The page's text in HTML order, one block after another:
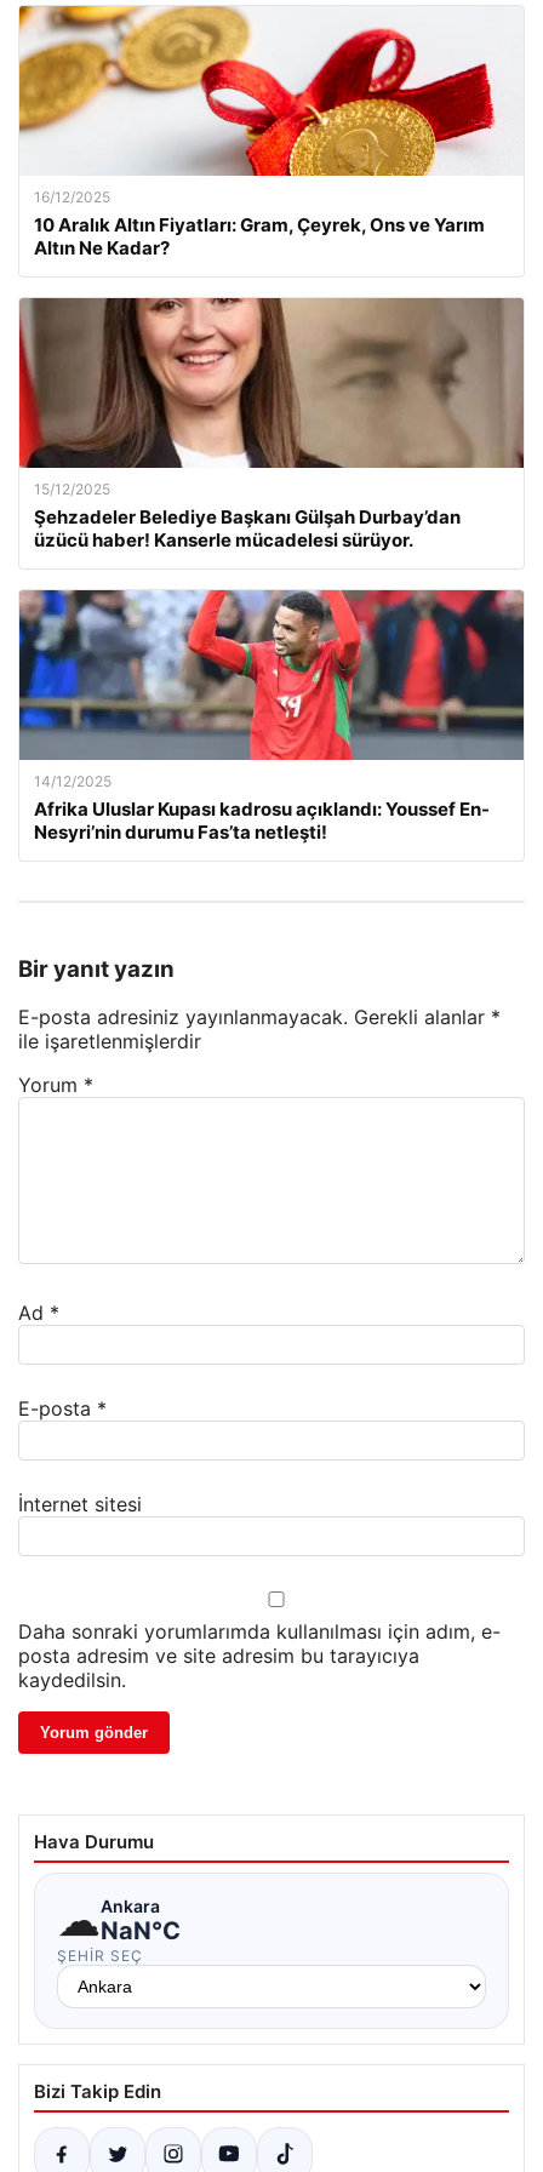
16/12/2025
10 Aralık Altın Fiyatları: Gram, Çeyrek, Ons ve Yarım
Altın Ne Kadar?
15/12/2025
Şehzadeler Belediye Başkanı Gülşah Durbay’dan
üzücü haber! Kanserle mücadelesi sürüyor.
14/12/2025
Afrika Uluslar Kupası kadrosu açıklandı: Youssef En-
Nesyri’nin durumu Fas’ta netleşti!
Bir yanıt yazın
E-posta adresiniz yayınlanmayacak. Gerekli alanlar *
ile işaretlenmişlerdir
Yorum *
Ad *
E-posta *
İnternet sitesi
Daha sonraki yorumlarımda kullanılması için adım, e-
posta adresim ve site adresim bu tarayıcıya
kaydedilsin.
Hava Durumu
☁Ankara
NaN°C
ŞEHIR SEÇ
Bizi Takip Edin